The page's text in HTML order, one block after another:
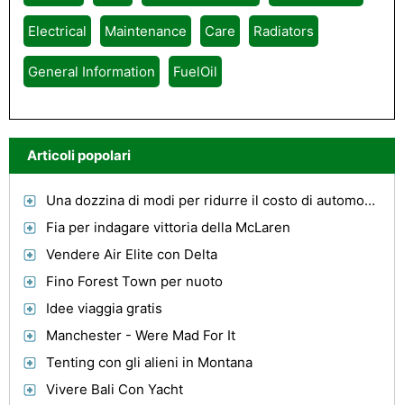
Electrical Maintenance Care Radiators
General Information FuelOil
Articoli popolari
Una dozzina di modi per ridurre il costo di automobilismo
Fia per indagare vittoria della McLaren
Vendere Air Elite con Delta
Fino Forest Town per nuoto
Idee viaggia gratis
Manchester - Were Mad For It
Tenting con gli alieni in Montana
Vivere Bali Con Yacht